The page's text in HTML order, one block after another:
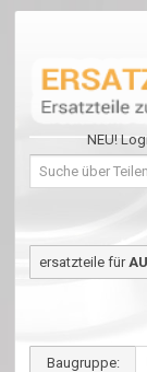
NEU!
ersatzteile für
Baugruppe: